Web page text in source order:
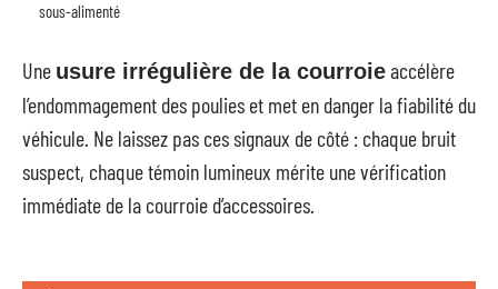
sous-alimenté
Une usure irrégulière de la courroieaccélère
l’endommagement des poulies et met en danger la fiabilité du
véhicule. Ne laissez pas ces signaux de côté : chaque bruit
suspect, chaque témoin lumineux mérite une vérification
immédiate de la courroie d’accessoires.